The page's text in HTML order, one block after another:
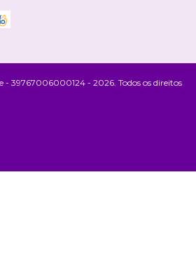
- 39767006000124 - 2026. Todos os direitos